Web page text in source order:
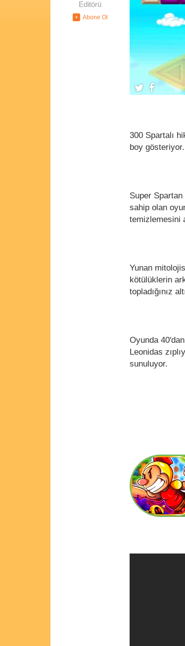
Editörü
300 Spartalı
boy
Super
sahip olan
temizlemesini
Yunan
kötülüklerin
topladığınız
Oyunda
Leonidas
sunuluyor.